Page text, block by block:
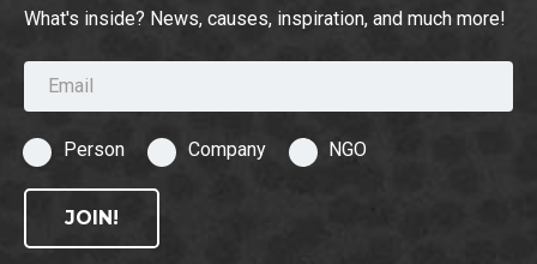
What's inside? News, causes, inspiration, and much more!
Email
Person Company NGO
JOIN!